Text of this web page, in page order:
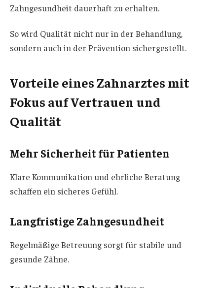
Zahngesundheit dauerhaft zu erhalten.
So wird Qualität nicht nur in der Behandlung,
sondern auch in der Prävention sichergestellt.
Vorteile eines Zahnarztes mit
Fokus auf Vertrauen und
Qualität
Mehr Sicherheit für Patienten
Klare Kommunikation und ehrliche Beratung
schaffen ein sicheres Gefühl.
Langfristige Zahngesundheit
Regelmäßige Betreuung sorgt für stabile und
gesunde Zähne.